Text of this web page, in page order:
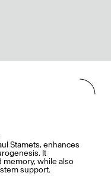
Stamets, enhances
It
memory, while also
support.